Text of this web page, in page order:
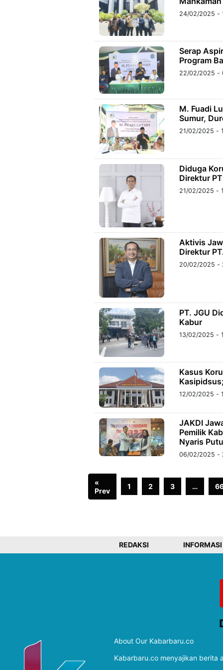
24/02/2025 -
Serap
Program
22/02/2025 -
M. Fuadi
Sumur,
21/02/2025 -
Diduga
Direktur
21/02/2025 -
Aktivis
Direktur
20/02/2025 -
PT. JGU
Kabur
13/02/2025 -
Kasus
12/02/2025 -
JAKDI
Pemilik
Nyaris
06/02/2025 -
«
Prev
1 2 3 …
REDAKSI
About Our Kabarbaru.co
Kabarbaru.co menyajikan